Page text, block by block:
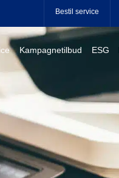
Bestil service
Kampagnetilbud ESG